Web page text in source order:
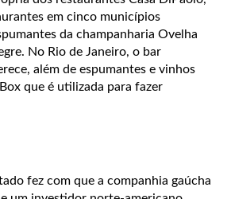
em cinco municípios
da champanharia Ovelha
No Rio de Janeiro, o bar
além de espumantes e vinhos
que é utilizada para fazer
fez com que a companhia gaúcha